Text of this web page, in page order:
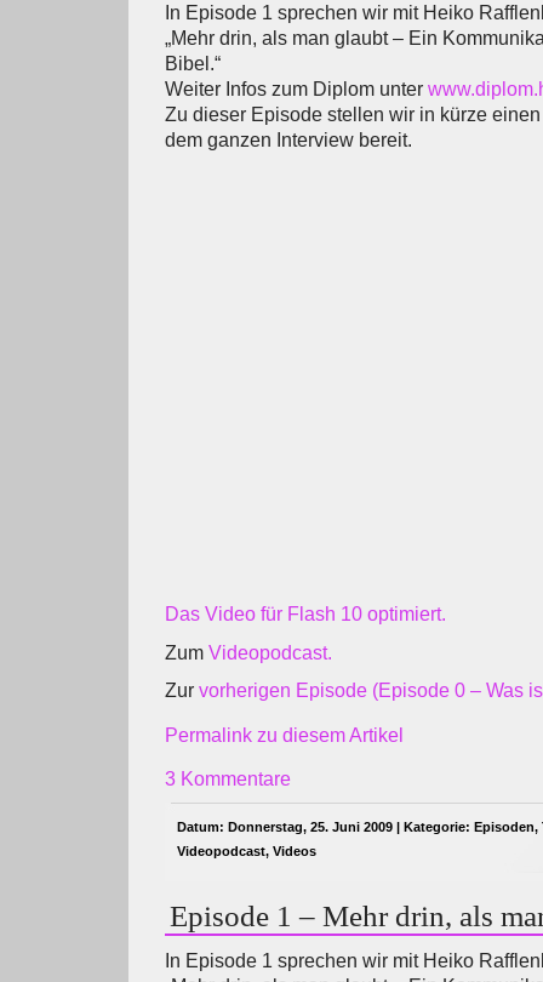
In Episode 1 sprechen wir mit Heiko
„Mehr drin, als man glaubt – Ein
Bibel.“
Weiter Infos zum Diplom unter
Zu dieser Episode stellen wir in kürze
dem ganzen Interview bereit.
Das Video für Flash 10 optimiert.
Zum Videopodcast.
Zur vorherigen Episode (Episode 0 – Was
Permalink zu diesem Artikel
3 Kommentare
Datum: Donnerstag, 25. Juni 2009 | Kategorie: Episoden,
Videopodcast, Videos
Episode 1 – Mehr drin, als
In Episode 1 sprechen wir mit Heiko